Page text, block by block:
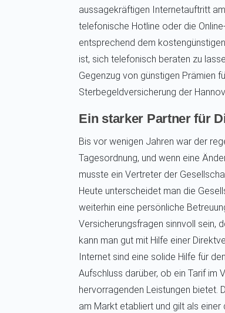
aussagekräftigen Internetauftritt
telefonische Hotline oder die
entsprechend dem
ist, sich telefonisch beraten zu
Gegenzug von günstigen Prämien
Sterbegeldversicherung der
Ein starker Partner für
Bis vor wenigen Jahren war der
Tagesordnung, und wenn eine
musste ein Vertreter der
Heute unterscheidet man die
weiterhin eine persönliche
Versicherungsfragen sinnvoll sein,
kann man gut mit Hilfe einer
Internet sind eine solide Hilfe für
Aufschluss darüber, ob ein Tarif im
hervorragenden Leistungen bietet.
am Markt etabliert und gilt als